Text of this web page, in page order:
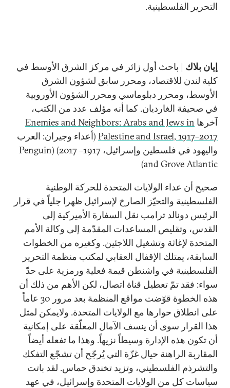
التحرير الفلسطينية.
إيان بلاك | باحث أول زائر في مركز الشرق الأوسط في
كلية لندن للاقتصاد، ومحرر سابق لشؤون الشرق
الأوسط، ومحرر دبلوماسي ومحرر الشؤون الأوروبية
في صحيفة الغارديان. كما أنه مؤلف عدد من الكتب،
آخرها Enemies and Neighbors: Arabs and Jews in
Palestine and Israel, 1917–2017 (أعداء وجيران: العرب
واليهود في فلسطين وإسرائيل، 1917– 2017) (
Penguin
and Grove Atlantic
)
صحيح أن عداء الولايات المتحدة للحركة الوطنية
الفلسطينية والتحيّز الصارخ لإسرائيل ظهرا جلياً في قرار
الرئيس دونالد ترامب نقل السفارة الأميركية إلى
القدس، وتقليص المساعدات المقدّمة إلى وكالة الأمم
المتحدة لإغاثة وتشغيل اللاجئين. وكغيره من الخطوات
السابقة، يمتلك الإقفال العقابي لمكتب منظمة التحرير
الفلسطينية في واشنطن قيمة فعلية ورمزية على حدّ
سواء: فقد تمّ تعطيل قناة اتصال، لكن الأهم من ذلك أن
هذه الخطوة قوّضت مواقع المنظمة بعد مرور 30 عاماً
على انطلاق حوارها مع الولايات المتحدة. ولايمكن لمثل
هذا القرار سوى أن ينسف الآمال المعلّقة على إمكانية
أن تكون هذه الإدارة وسيطاً نزيهاً. وهذا ما تفعله أيضاً
المقاربة الراهنة حيال غزّة التي يُرجّح أن تشجّع التفكك
والتشرذم الفلسطيني، وتزيد تخندق حماس. لقد باتت
سياسات كل من الولايات المتحدة وإسرائيل، في عهد